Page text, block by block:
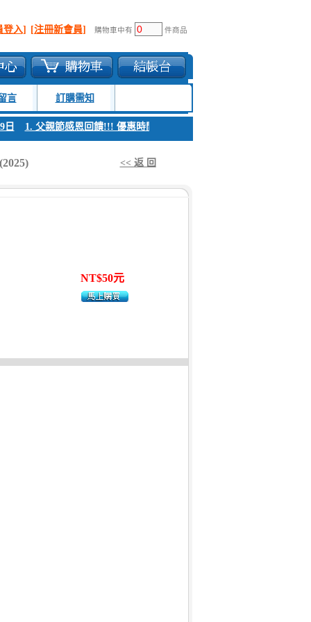
登入] [注冊新會員] 購物車中有 件商品
言 訂購需知
1. 父親節感恩回饋!!! 優惠時間 8月04日至8月09日
<< 返 回
NT$50元